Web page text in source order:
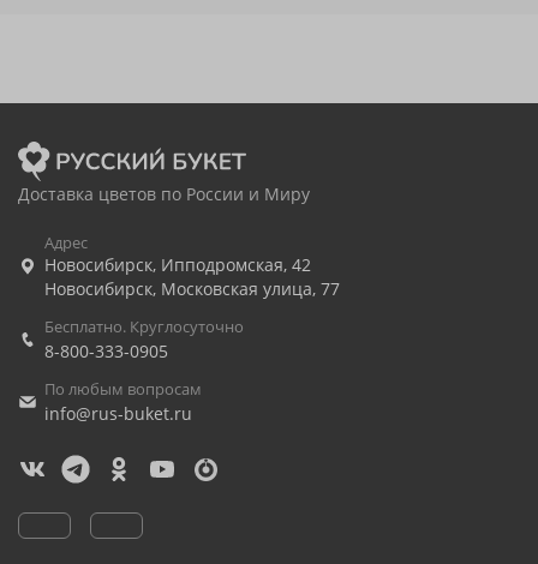
Доставка цветов по России и Миру
Адрес
Новосибирск, Ипподромская, 42
Новосибирск, Московская улица, 77
Бесплатно. Круглосуточно
8-800-333-0905
По любым вопросам
info@rus-buket.ru